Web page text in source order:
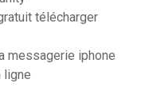
télécharger
messagerie iphone
ligne